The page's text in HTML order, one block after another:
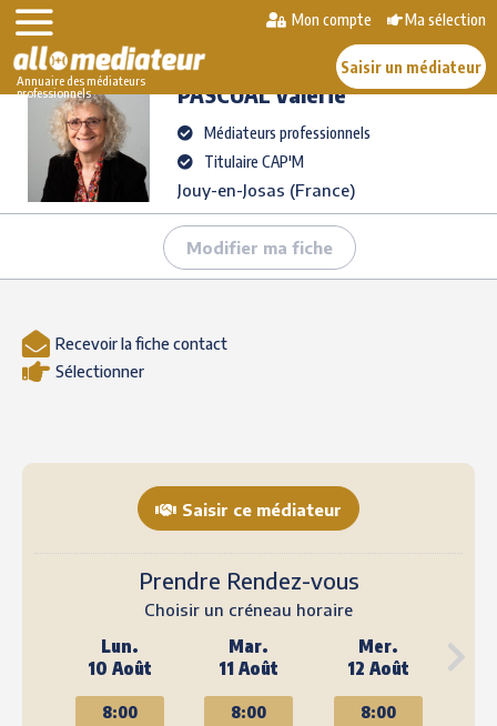
Skip
content
Annuaire des médiateurs
professionnels
Mon compte Ma sélection
Saisir un médiateur
AlloMediateur
PASCUALValérie
Médiateurs professionnels
Titulaire CAP'M
Jouy-en-Josas (France)
Modifier ma fiche
Recevoir la fiche contact
Sélectionner
Saisir ce médiateur
Prendre Rendez-vous
Choisir un créneau horaire
Lun.
10 Août
8:00
Mar.
11 Août
8:00
Mer.
12 Août
8:00